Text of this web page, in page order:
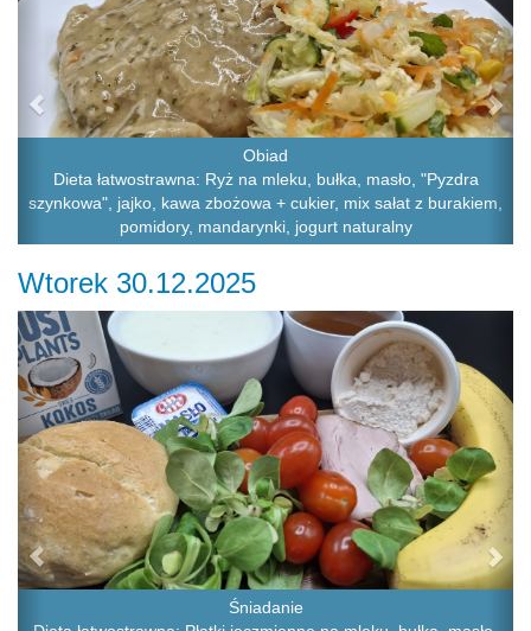
Obiad
Dieta łatwostrawna: Ryż na mleku, bułka, masło, "Pyzdra
szynkowa", jajko, kawa zbożowa + cukier, mix sałat z burakiem,
pomidory, mandarynki, jogurt naturalny
Wtorek 30.12.2025
Śniadanie
Previous